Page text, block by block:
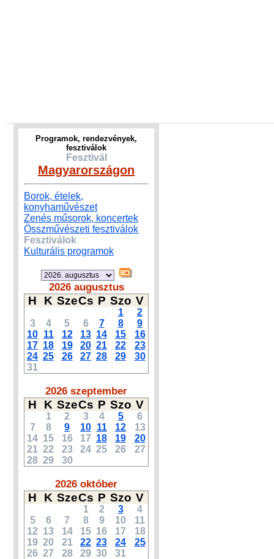
Programok, rendezvények,
fesztiválok
Fesztivál
Magyarországon
Borok, ételek,
konyhaművészet
Zenés műsorok, koncertek
Összművészeti fesztiválok
Fesztiválok
Kulturális programok
2026 augusztus
H K SzeCs P Szo V
1
2
3
4 5 6 7 8
9
10 11 12 13 14 15
16
17 18 19 20 21 22
23
24 25 26 27 28 29
30
31
2026 szeptember
H K SzeCs P Szo V
1 2 3 4 5
6
7
8 9 10 11 12
13
14 15 16 17 18 19
20
21 22 23 24 25 26
27
28 29 30
2026 október
H K SzeCs P Szo V
1 2 3
4
5
6 7 8 9 10
11
12 13 14 15 16 17
18
19 20 21 22 23 24
25
26 27 28 29 30 31